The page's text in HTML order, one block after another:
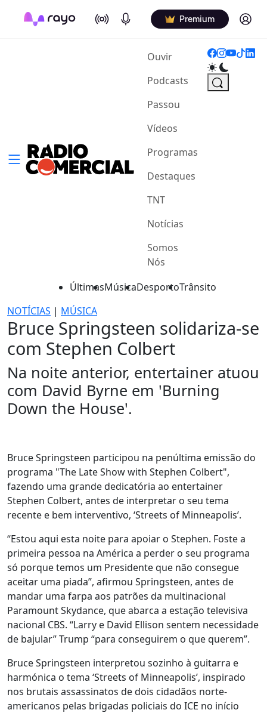
On Air Podcasts Premium Log in
Ouvir(current)
Podcasts
Passou
Vídeos
Programas
Destaques
TNT
Notícias
Somos
Nós
ÚltimasMúsicaDesportoTrânsito
NOTÍCIAS | MÚSICA
Bruce Springsteen solidariza-se
com Stephen Colbert
Na noite anterior, entertainer atuou
com David Byrne em 'Burning
Down the House'.
Bruce Springsteen participou na penúltima emissão do
programa "The Late Show with Stephen Colbert",
fazendo uma grande dedicatória ao entertainer
Stephen Colbert, antes de interpretar o seu tema
recente e bem interventivo, ‘Streets of Minneapolis’.
“Estou aqui esta noite para apoiar o Stephen. Foste a
primeira pessoa na América a perder o seu programa
só porque temos um Presidente que não consegue
aceitar uma piada”, afirmou Springsteen, antes de
mandar uma farpa aos patrões da multinacional
Paramount Skydance, que abarca a estação televisiva
nacional CBS. “Larry e David Ellison sentem necessidade
de bajular” Trump “para conseguirem o que querem”.
Bruce Springsteen interpretou sozinho à guitarra e
harmónica o tema ‘Streets of Minneapolis’, inspirado
nos brutais assassinatos de dois cidadãos norte-
americanos pelas brigadas policiais do ICE no início